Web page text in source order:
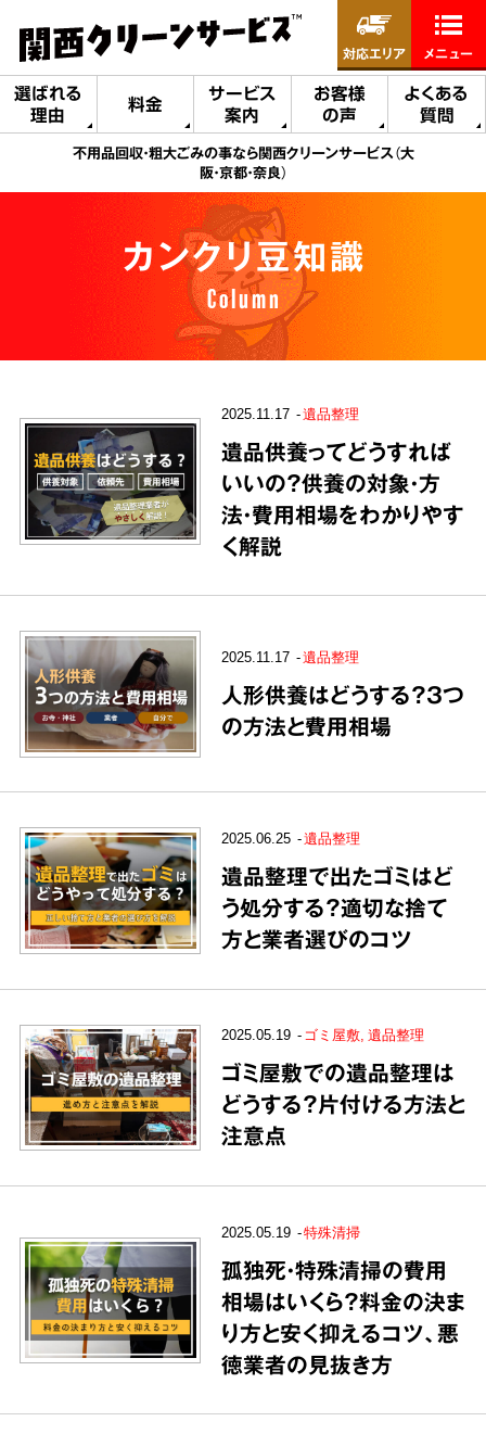
選ばれる
理由
料金
サービス
案内
お客様
の声
よくある
質問
対応エリア メニュー
不用品回収・粗大ごみの事なら関西クリーンサービス（大
阪・京都・奈良）
カンクリ豆知識
Column
2025.11.17 遺品整理
遺品供養ってどうすれば
いいの？供養の対象・方
法・費用相場をわかりやす
く解説
2025.11.17 遺品整理
人形供養はどうする？3つ
の方法と費用相場
2025.06.25 遺品整理
遺品整理で出たゴミはど
う処分する？適切な捨て
方と業者選びのコツ
2025.05.19 ゴミ屋敷 遺品整理
ゴミ屋敷での遺品整理は
どうする？片付ける方法と
注意点
2025.05.19 特殊清掃
孤独死・特殊清掃の費用
相場はいくら？料金の決ま
り方と安く抑えるコツ、悪
徳業者の見抜き方